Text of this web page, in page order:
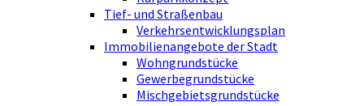
Tief- und Straßenbau
Verkehrsentwicklungsplan
Immobilienangebote der Stadt
Wohngrundstücke
Gewerbegrundstücke
Mischgebietsgrundstücke